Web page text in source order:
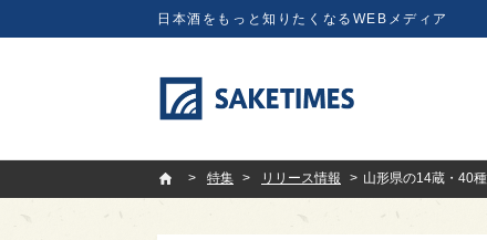
日本酒をもっと知りたくなるWEBメディア
SAKETIMES
特集
リリース情報 山形県の14蔵・40